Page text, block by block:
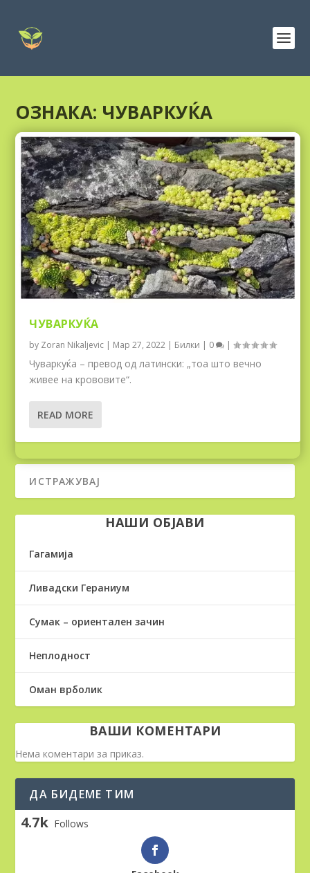
ОЗНАКА: ЧУВАРКУЌА
ЧУВАРКУЌА
by Zoran Nikaljevic | Мар 27, 2022 | Билки | 0 |
Чуваркуќа – превод од латински: „тоа што вечно
живее на крововите“.
READ MORE
НАШИ ОБЈАВИ
Гагамија
Ливадски Гераниум
Сумак – ориентален зачин
Неплодност
Оман врболик
ВАШИ КОМЕНТАРИ
Нема коментари за приказ.
ДА БИДЕМЕ ТИМ
4.7k Follows